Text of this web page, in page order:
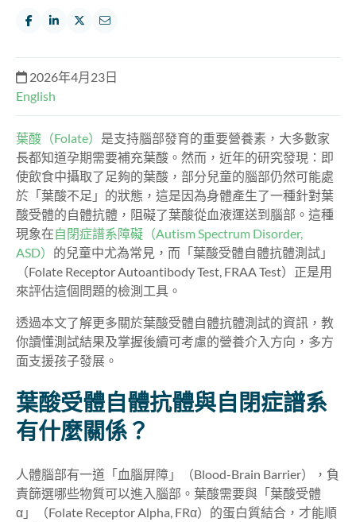
2026年4月23日
English
葉酸（Folate） 是支持腦部發育的重要營養素，大多數家
長都知道孕期需要補充葉酸。然而，近年的研究發現：即
使飲食中攝取了足夠的葉酸，部分兒童的腦部仍然可能處
於「葉酸不足」的狀態，這是因為身體產生了一種針對葉
酸受體的自體抗體，阻礙了葉酸從血液運送到腦部。這種
現象在自閉症譜系障礙（Autism Spectrum Disorder,
ASD） 的兒童中尤為常見，而「葉酸受體自體抗體測試」
（Folate Receptor Autoantibody Test, FRAA Test）正是用
來評估這個問題的檢測工具。
透過本文了解更多關於葉酸受體自體抗體測試的資訊，教
你讀懂測試結果及掌握後續可考慮的營養介入方向，多方
面支援孩子發展。
葉酸受體自體抗體與自閉症譜系
有什麼關係？
人體腦部有一道「血腦屏障」（Blood-Brain Barrier），負
責篩選哪些物質可以進入腦部。葉酸需要與「葉酸受體
α」（Folate Receptor Alpha, FRα）的蛋白質結合，才能順